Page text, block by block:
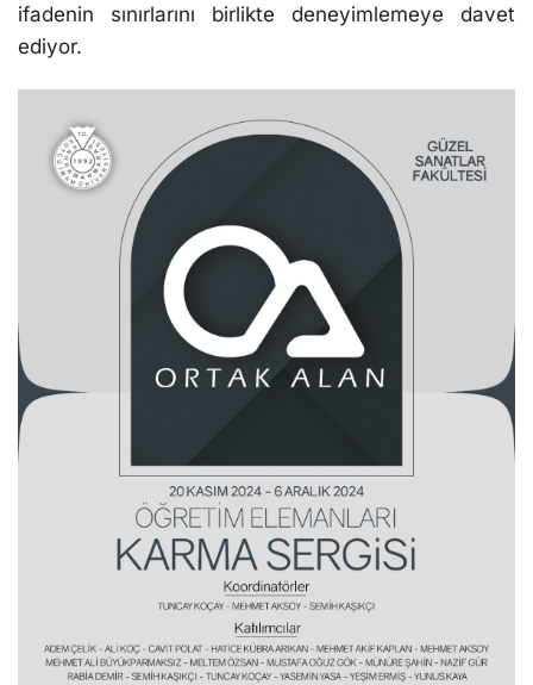
ifadenin sınırlarını birlikte deneyimlemeye davet
ediyor.